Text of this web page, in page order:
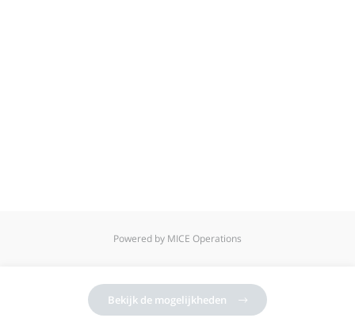
Powered by MICE Operations
Bekijk de mogelijkheden